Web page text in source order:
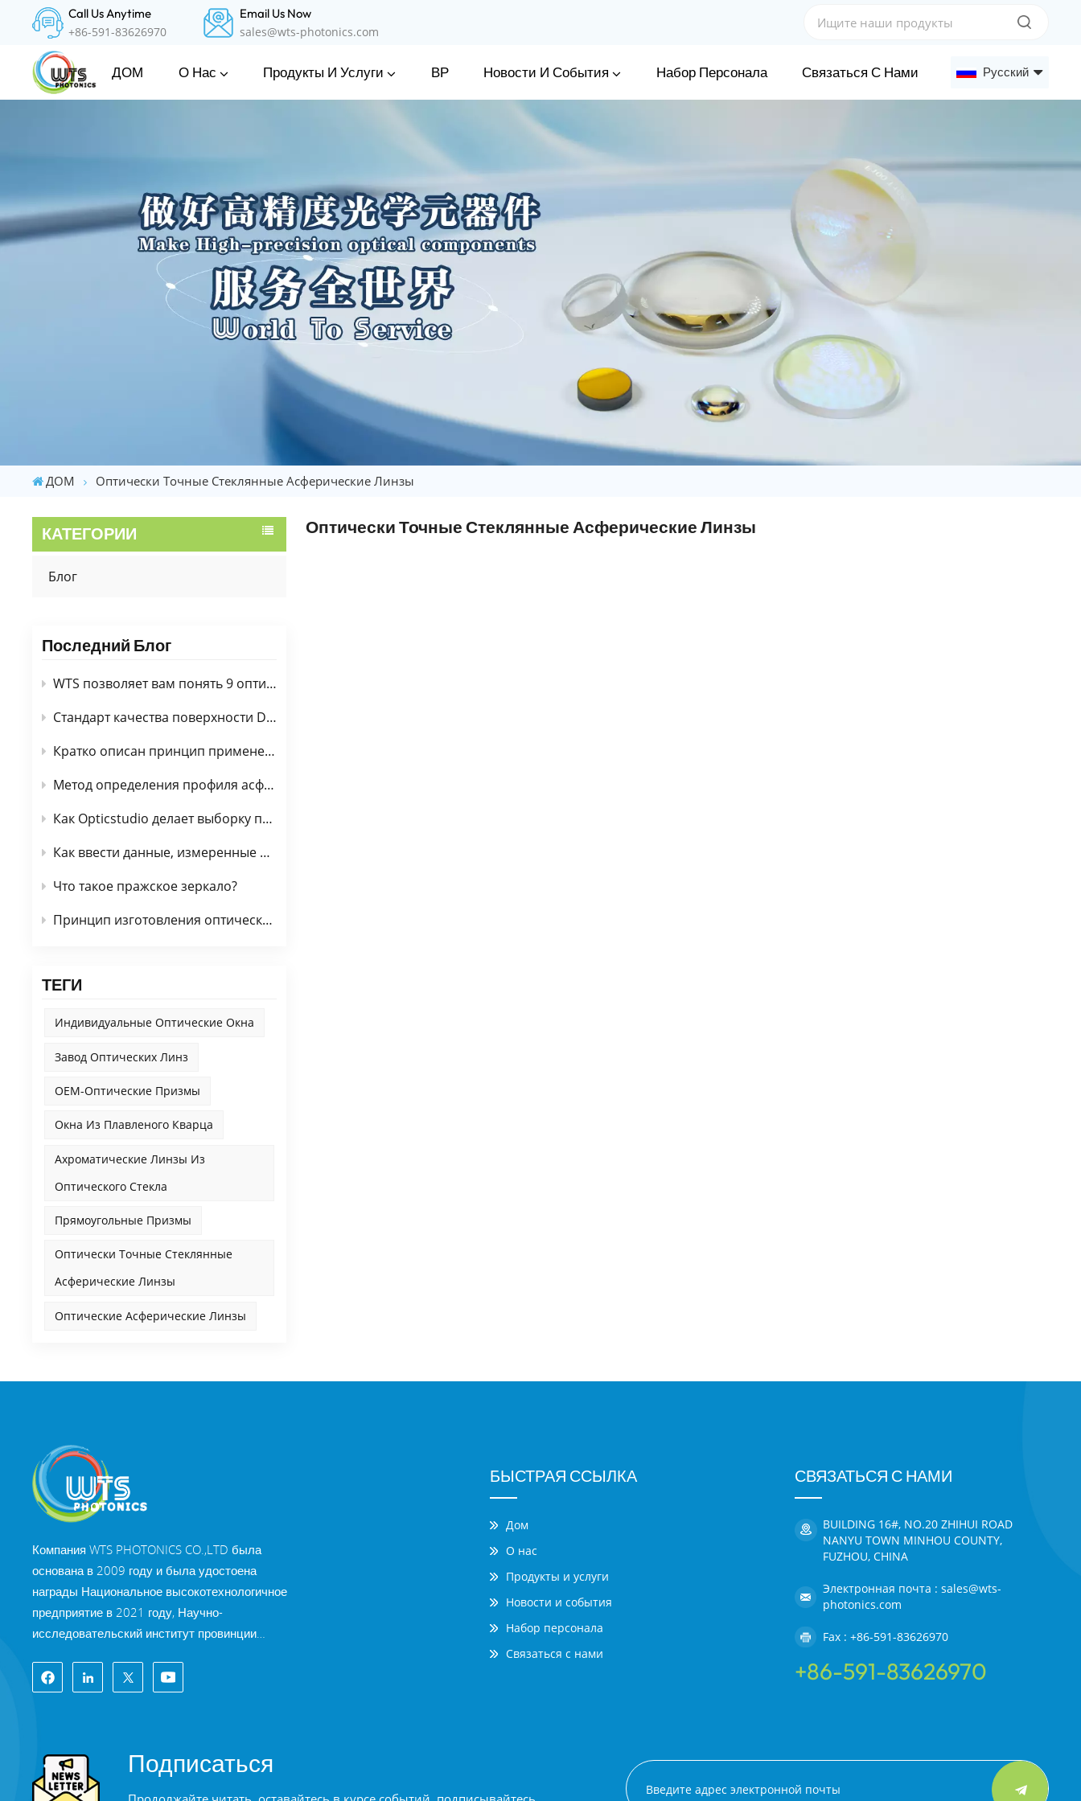
Call Us Anytime
+86-591-83626970
Email Us Now
sales@wts-photonics.com
ДОМ О Нас Продукты И Услуги ВР Новости И События Набор Персонала Связаться С Нами Русский
中文
ДОМ Оптически Точные Стеклянные Асферические Линзы
КАТЕГОРИИ
Блог
Последний Блог
WTS позволяет вам понять 9 оптических пленок (покрытия)
Стандарт качества поверхности DIN3140
Кратко описан принцип применения оптического покрытия
Метод определения профиля асферического оптического элемента
Как Opticstudio делает выборку при расчете волнового фронта
Как ввести данные, измеренные интерферометром, в OpticStudio
Что такое пражское зеркало?
Принцип изготовления оптического стекла напорного типа
ТЕГИ
Индивидуальные Оптические Окна
Завод Оптических Линз
OEM-Оптические Призмы
Окна Из Плавленого Кварца
Ахроматические Линзы Из
Оптического Стекла
Прямоугольные Призмы
Оптически Точные Стеклянные
Асферические Линзы
Оптические Асферические Линзы
Оптически Точные Стеклянные Асферические Линзы
Компания WTS PHOTONICS CO.,LTD была
основана в 2009 году и была удостоена
награды Национальное высокотехнологичное
предприятие в 2021 году, Научно-
исследовательский институт провинции
предприятие» и профессия провинции Фуцзянь
Предприятие Precision-Specialization-Innovation
известный оптический город в Китае. WTS
имеет 11 000 квадратных метров
БЫСТРАЯ ССЫЛКА
Дом
О нас
Продукты и услуги
Новости и события
Набор персонала
Связаться с нами
СВЯЗАТЬСЯ С НАМИ
BUILDING 16#, NO.20 ZHIHUI ROAD
NANYU TOWN MINHOU COUNTY,
FUZHOU, CHINA
Электронная почта : sales@wts-
photonics.com
Fax : +86-591-83626970
+86-591-83626970
Подписаться